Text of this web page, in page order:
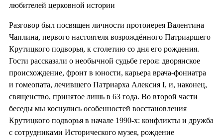
любителей церковной истории
Разговор был посвящен личности протоиерея Валентина
Чаплина, первого настоятеля возрождённого Патриаршего
Крутицкого подворья, к столетию со дня его рождения.
Гости рассказали о необычной судьбе героя: дворянское
происхождение, фронт в юности, карьера врача-фониатра
и гомеопата, лечившего Патриарха Алексия I, и, наконец,
священство, принятое лишь в 63 года. Во второй части
беседы мы коснулись особенностей восстановления
Крутицкого подворья в начале 1990-х: конфликты и дружба
с сотрудниками Исторического музея, рождение